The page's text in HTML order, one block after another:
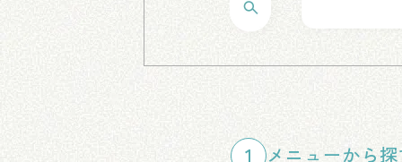
1 メニューから